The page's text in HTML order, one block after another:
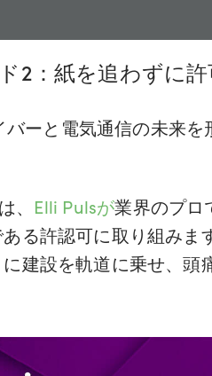
2：紙を追わずに許
ーと電気通信の未来
Elli Pulsが業界のプロ
る許認可に取り組みま
建設を軌道に乗せ、頭